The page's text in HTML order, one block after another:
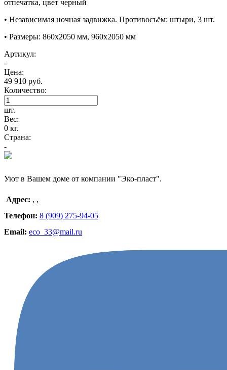
отпечатка, цвет черный
• Независимая ночная задвижка. Противосъём: штыри, 3 шт.
• Размеры: 860х2050 мм, 960х2050 мм
Артикул:
-
Цена:
49 910 руб.
Количество:
шт.
Вес:
0 кг.
Страна:
-
Уют в Вашем доме от компании "Эко-пласт".
Адрес: , ,
Телефон: 8 (909) 275-94-05
Email: eco_33@mail.ru